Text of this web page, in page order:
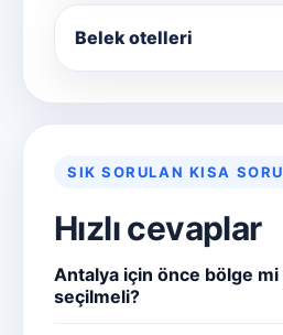
Belek otelleri
SIK SORULAN KISA
Hızlı cevaplar
Antalya için önce bölge
seçilmeli?